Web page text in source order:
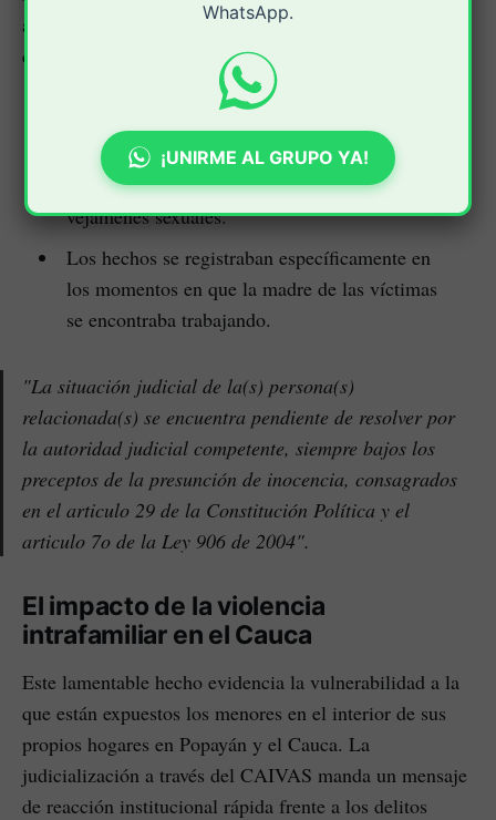
autoridades, los abusos ocurrieron bajo las siguientes
circunstancias:
El hombre ingresaba de manera repetida a la
habitación de las menores de edad.
Las dos niñas fueron sometidas a diferentes
vejámenes sexuales.
Los hechos se registraban específicamente en
los momentos en que la madre de las víctimas
se encontraba trabajando.
"La situación judicial de la(s) persona(s)
relacionada(s) se encuentra pendiente de resolver por
la autoridad judicial competente, siempre bajos los
preceptos de la presunción de inocencia, consagrados
en el articulo 29 de la Constitución Política y el
articulo 7o de la Ley 906 de 2004".
El impacto de la violencia
intrafamiliar en el Cauca
Este lamentable hecho evidencia la vulnerabilidad a la
que están expuestos los menores en el interior de sus
propios hogares en Popayán y el Cauca. La
judicialización a través del CAIVAS manda un mensaje
de reacción institucional rápida frente a los delitos
WhatsApp.
¡UNIRME AL GRUPO YA!